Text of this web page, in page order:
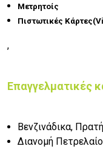
Μετρητοίς
Πιστωτικές
,
Επαγγελματικές
Βενζινάδικα,
Διανομή